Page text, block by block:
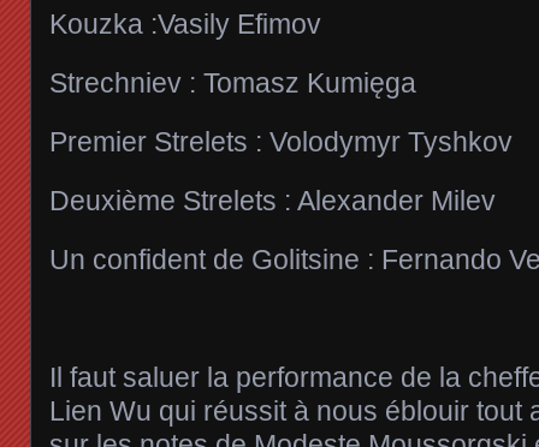
Kouzka :Vasily Efimov
Strechniev : Tomasz Kumięga
Premier Strelets : Volodymyr Tyshkov
Deuxième Strelets : Alexander Milev
Un confident de Golitsine : Fernando
Il faut saluer la performance de la
Lien Wu qui réussit à nous éblouir tout